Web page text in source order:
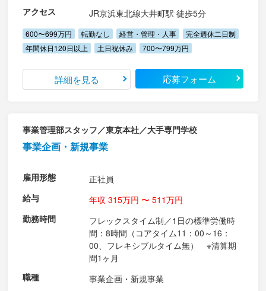
アクセス
JR京浜東北線大井町駅 徒歩5分
600〜699万円 転勤なし 経営・管理・人事
完全週休二日制
年間休日120日以上
土日祝休み 700〜799万円
詳細を見る 応募フォーム
事業管理部スタッフ／東京本社／大手専門学校
事業企画・新規事業
雇用形態
正社員
給与
年収 315万円 〜 511万円
勤務時間
フレックスタイム制／1日の標準労働時
間：8時間（コアタイム11：00～16：
00、フレキシブルタイム無） ※清算期
間1ヶ月
職種
事業企画・新規事業